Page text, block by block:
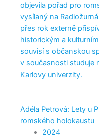
objevila pořad pro
vysílaný na
přes rok externě
historickým a
souvisí s občanskou
v současnosti studuje
Karlovy univerzity.
Adéla Petrová: Lety u
romského holokaustu
2024